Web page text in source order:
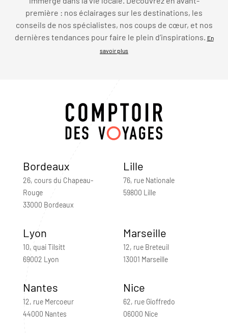
première : nos éclairages sur les destinations, les
conseils de nos spécialistes, nos coups de cœur, et nos
dernières tendances pour faire le plein d’inspirations.
En
savoir plus
Bordeaux
26, cours du Chapeau-
Rouge
33000 Bordeaux
Lille
76, rue Nationale
59800 Lille
Lyon
10, quai Tilsitt
69002 Lyon
Marseille
12, rue Breteuil
13001 Marseille
Nantes
12, rue Mercoeur
44000 Nantes
Nice
62, rue Gioffredo
06000 Nice